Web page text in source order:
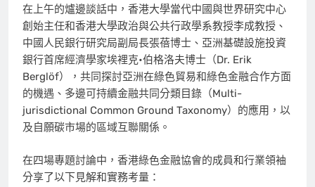
在上午的爐邊談話中，香港大學當代中國與世界研究中心
創始主任和香港大學政治與公共行政學系教授李成教授、
中國人民銀行研究局副局長張蓓博士、亞洲基礎設施投資
銀行首席經濟學家埃裡克•伯格洛夫博士（Dr. Erik
Berglöf），共同探討亞洲在綠色貿易和綠色金融合作方面
的機遇、多邊可持續金融共同分類目錄（Multi-
jurisdictional Common Ground Taxonomy）的應用，以
及自願碳市場的區域互聯關係。
在四場專題討論中，香港綠色金融協會的成員和行業領袖
分享了以下見解和實務考量：